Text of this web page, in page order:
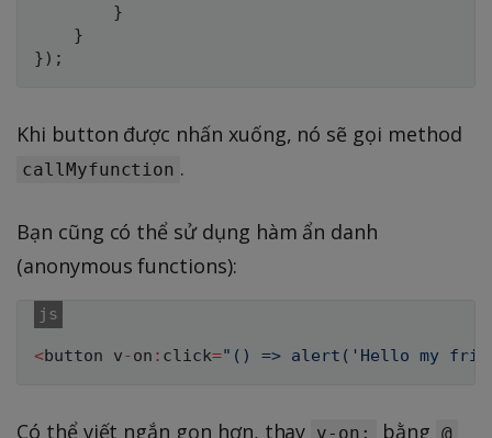
        }
    }
Khi button được nhấn xuống, nó sẽ gọi method
callMyfunction .
Bạn cũng có thể sử dụng hàm ẩn danh
(anonymous functions):
<button v-on : click="() => alert('Hello my
Có thể viết ngắn gọn hơn, thay v-on: bằng @